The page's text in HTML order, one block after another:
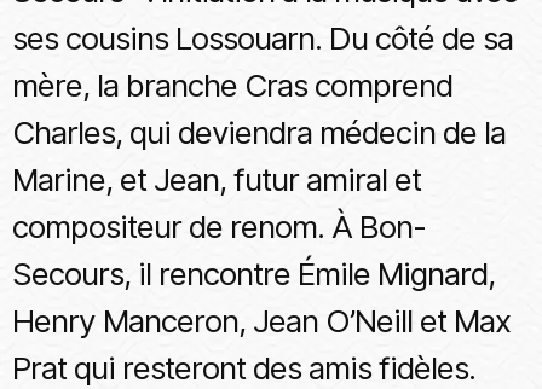
ses cousins Lossouarn. Du côté de sa
mère, la branche Cras comprend
Charles, qui deviendra médecin de la
Marine, et Jean, futur amiral et
compositeur de renom. À Bon-
Secours, il rencontre Émile Mignard,
Henry Manceron, Jean O’Neill et Max
Prat qui resteront des amis fidèles.